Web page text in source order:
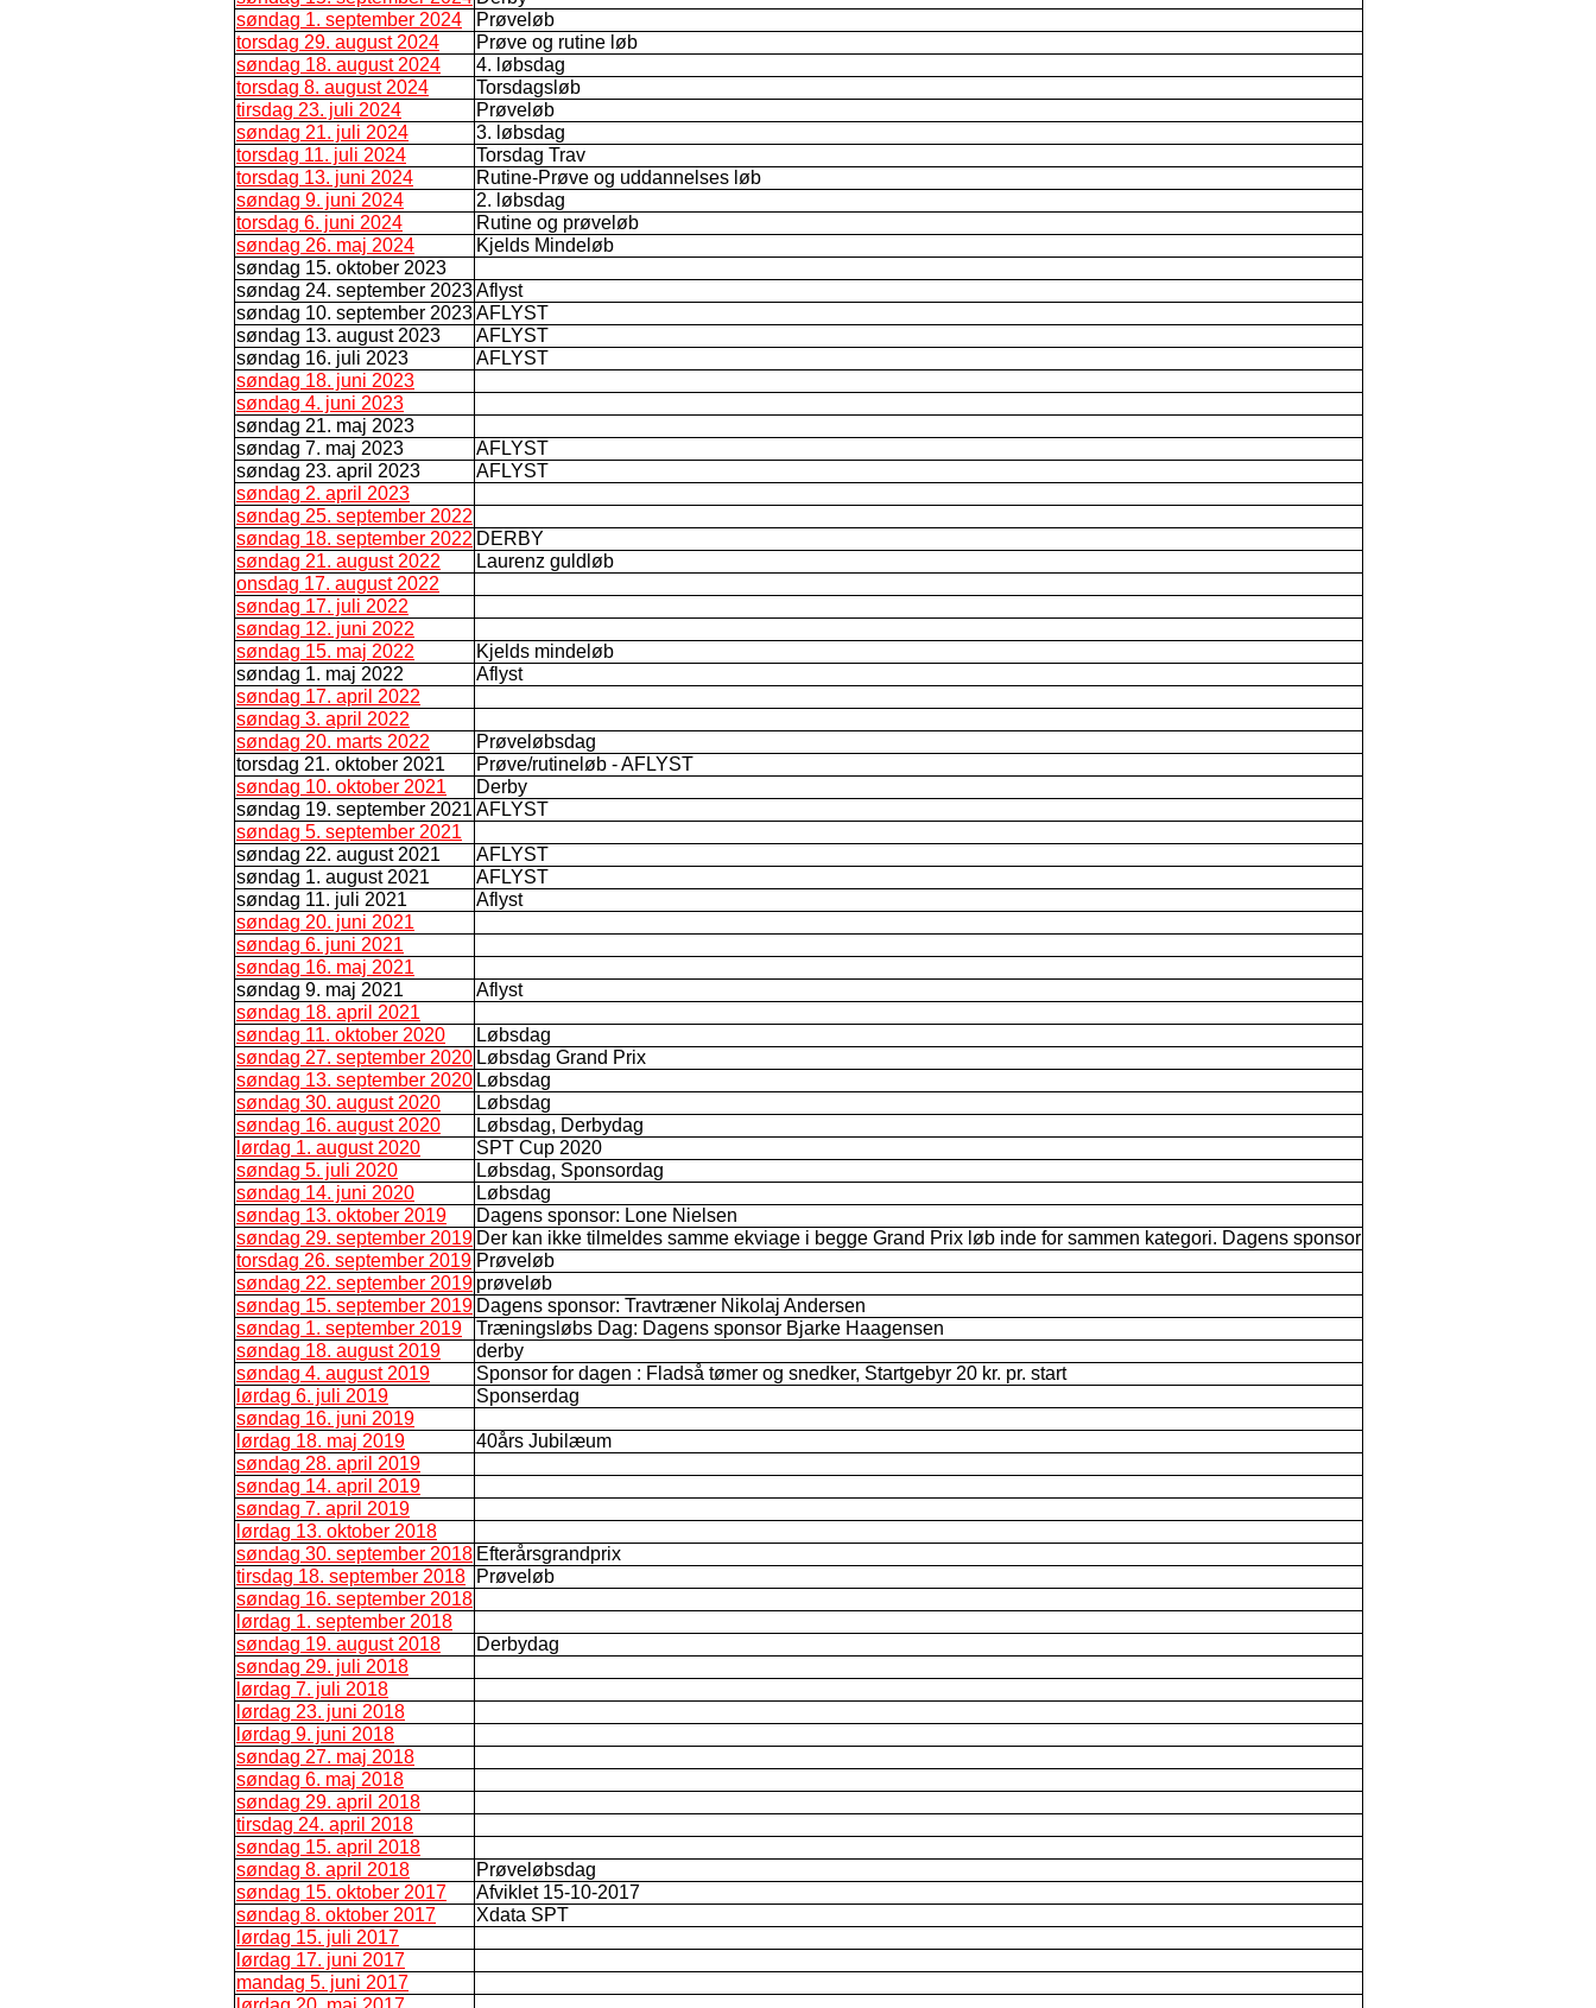
søndag 1. september 2024
Prøveløb
torsdag 29. august 2024
Prøve og rutine løb
søndag 18. august 2024
4. løbsdag
torsdag 8. august 2024
Torsdagsløb
tirsdag 23. juli 2024
Prøveløb
søndag 21. juli 2024
3. løbsdag
torsdag 11. juli 2024
Torsdag Trav
torsdag 13. juni 2024
Rutine-Prøve og uddannelses løb
søndag 9. juni 2024
2. løbsdag
torsdag 6. juni 2024
Rutine og prøveløb
søndag 26. maj 2024
Kjelds Mindeløb
søndag 15. oktober 2023
søndag 24. september 2023Aflyst
søndag 10. september 2023AFLYST
søndag 13. august 2023
AFLYST
søndag 16. juli 2023
AFLYST
søndag 18. juni 2023
søndag 4. juni 2023
søndag 21. maj 2023
søndag 7. maj 2023
AFLYST
søndag 23. april 2023
AFLYST
søndag 2. april 2023
søndag 25. september 2022
søndag 18. september 2022 DERBY
søndag 21. august 2022
Laurenz guldløb
onsdag 17. august 2022
søndag 17. juli 2022
søndag 12. juni 2022
søndag 15. maj 2022
Kjelds mindeløb
søndag 1. maj 2022
Aflyst
søndag 17. april 2022
søndag 3. april 2022
søndag 20. marts 2022
Prøveløbsdag
torsdag 21. oktober 2021
Prøve/rutineløb - AFLYST
søndag 10. oktober 2021
Derby
søndag 19. september 2021 AFLYST
søndag 5. september 2021
søndag 22. august 2021
AFLYST
søndag 1. august 2021
AFLYST
søndag 11. juli 2021
Aflyst
søndag 20. juni 2021
søndag 6. juni 2021
søndag 16. maj 2021
søndag 9. maj 2021
Aflyst
søndag 18. april 2021
søndag 11. oktober 2020
Løbsdag
søndag 27. september 2020 Løbsdag Grand Prix
søndag 13. september 2020 Løbsdag
søndag 30. august 2020
Løbsdag
søndag 16. august 2020
Løbsdag, Derbydag
lørdag 1. august 2020
SPT Cup 2020
søndag 5. juli 2020
Løbsdag, Sponsordag
søndag 14. juni 2020
Løbsdag
søndag 13. oktober 2019
Dagens sponsor: Lone Nielsen
søndag 29. september 2019 Der kan ikke tilmeldes samme ekviage i begge Grand Prix løb inde for sammen kategori. Dagens sponsor
torsdag 26. september 2019 Prøveløb
søndag 22. september 2019 prøveløb
søndag 15. september 2019 Dagens sponsor: Travtræner Nikolaj Andersen
søndag 1. september 2019
Træningsløbs Dag: Dagens sponsor Bjarke Haagensen
søndag 18. august 2019
derby
søndag 4. august 2019
Sponsor for dagen : Fladså tømer og snedker, Startgebyr 20 kr. pr. start
lørdag 6. juli 2019
Sponserdag
søndag 16. juni 2019
lørdag 18. maj 2019
40års Jubilæum
søndag 28. april 2019
søndag 14. april 2019
søndag 7. april 2019
lørdag 13. oktober 2018
søndag 30. september 2018 Efterårsgrandprix
tirsdag 18. september 2018
Prøveløb
søndag 16. september 2018
lørdag 1. september 2018
søndag 19. august 2018
Derbydag
søndag 29. juli 2018
lørdag 7. juli 2018
lørdag 23. juni 2018
lørdag 9. juni 2018
søndag 27. maj 2018
søndag 6. maj 2018
søndag 29. april 2018
tirsdag 24. april 2018
søndag 15. april 2018
søndag 8. april 2018
Prøveløbsdag
søndag 15. oktober 2017
Afviklet 15-10-2017
søndag 8. oktober 2017
Xdata SPT
lørdag 15. juli 2017
lørdag 17. juni 2017
mandag 5. juni 2017